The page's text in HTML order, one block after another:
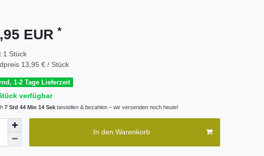
EUR *
1 Stück
13,95 € / Stück
1-2 Tage Lieferzeit
verfügbar
7 Std 44 Min 13 Sek bestellen & bezahlen – wir versenden noch heute!
In den Warenkorb